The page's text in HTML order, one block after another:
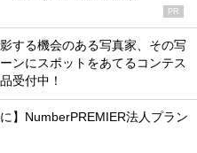
PR
する機会のある写真家、その写
ンにスポットをあてるコンテス
受付中！
】NumberPREMIER法人プラン